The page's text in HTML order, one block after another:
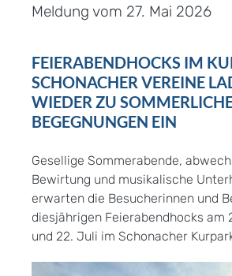
Meldung vom 27. Mai 2026
FEIERABENDHOCKS IM
SCHONACHER VEREINE
WIEDER ZU
BEGEGNUNGEN EIN
Gesellige Sommerabende,
Bewirtung und musikalische
erwarten die Besucherinnen und
diesjährigen Feierabendhocks am
und 22. Juli im Schonacher